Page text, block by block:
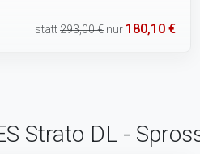
statt293,00 € nur 180,10 €
Strato DL -